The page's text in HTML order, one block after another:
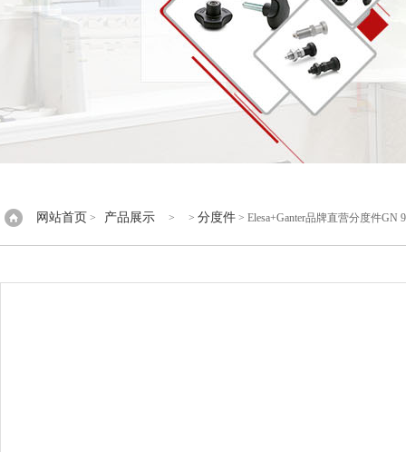
网站首页 > 产品展示 > > 分度件 > Elesa+Ganter品牌直营分度件